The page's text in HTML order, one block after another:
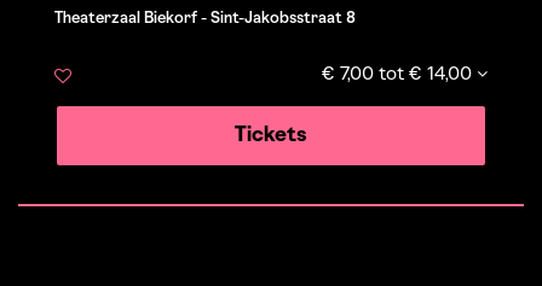
Theaterzaal Biekorf - Sint-Jakobsstraat 8
€ 7,00 tot € 14,00
Tickets